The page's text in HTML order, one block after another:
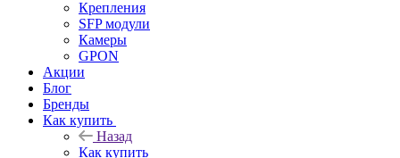
Крепления
SFP модули
Камеры
GPON
Акции
Блог
Бренды
Как купить
Назад
Как купить